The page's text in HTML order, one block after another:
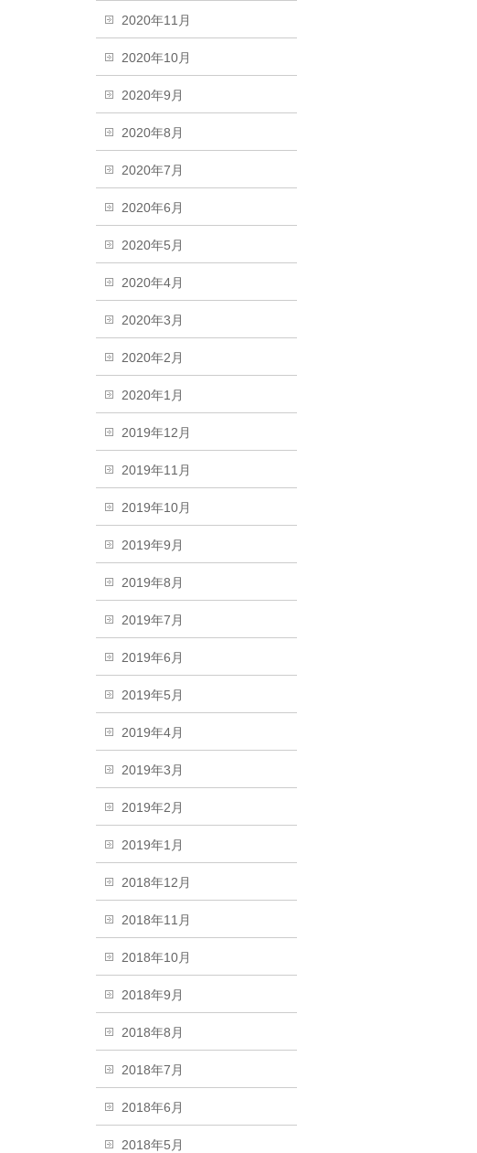
2020年11月
2020年10月
2020年9月
2020年8月
2020年7月
2020年6月
2020年5月
2020年4月
2020年3月
2020年2月
2020年1月
2019年12月
2019年11月
2019年10月
2019年9月
2019年8月
2019年7月
2019年6月
2019年5月
2019年4月
2019年3月
2019年2月
2019年1月
2018年12月
2018年11月
2018年10月
2018年9月
2018年8月
2018年7月
2018年6月
2018年5月